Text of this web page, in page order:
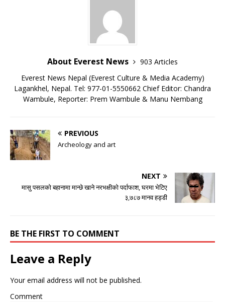
About Everest News
903 Articles
Everest News Nepal (Everest Culture & Media Academy)
Lagankhel, Nepal. Tel: 977-01-5550662 Chief Editor: Chandra
Wambule, Reporter: Prem Wambule & Manu Nembang
PREVIOUS
Archeology and art
NEXT
मासु पसलको बहानामा मान्छे खाने नरभक्षीको पर्दाफाश, घरमा भेटिए
३,७८७ मानव हड्डी
BE THE FIRST TO COMMENT
Leave a Reply
Your email address will not be published.
Comment